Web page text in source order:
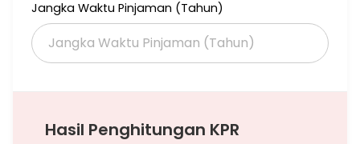
Jangka Waktu Pinjaman (Tahun)
Hasil Penghitungan KPR